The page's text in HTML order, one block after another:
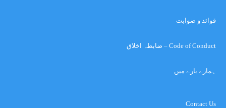
قوائد و ضوابت
Code of Conduct – ضابطہ اخلاق
ہمارے بارے میں
Contact Us